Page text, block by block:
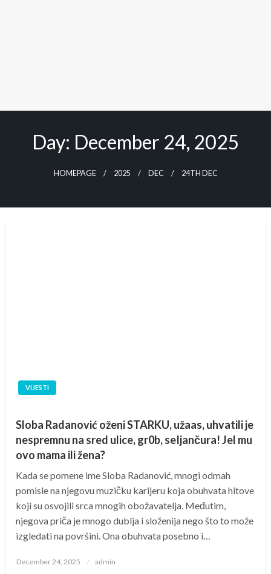
Day: December 24, 2025
HOMEPAGE 2025 DEC 24TH DEC
VIJESTI
Sloba Radanović oženi STARKU, užaas, uhvatili je
nespremnu na sred ulice, gr0b, seIjančura! Jel mu
ovo mama ili žena?
Kada se pomene ime Sloba Radanović, mnogi odmah
pomisle na njegovu muzičku karijeru koja obuhvata hitove
koji su osvojili srca mnogih obožavatelja. Međutim,
njegova priča je mnogo dublja i složenija nego što to može
izgledati na površini. Ona obuhvata posebno i…
Posted
December 24, 2025 admin